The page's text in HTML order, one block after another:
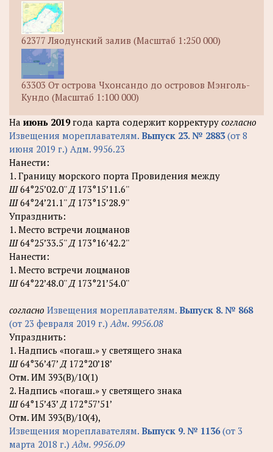
62377 Ляодунский залив (Масштаб 1:250 000)
63303 От острова Чхонсандо до островов Мэнголь-
Кундо (Масштаб 1:100 000)
На июнь 2019года карта содержит корректуру согласно
Извещения мореплавателям. Выпуск 23. № 2883(от 8
июня 2019 г.) Адм. 9956.23
Нанести:
1. Границу морского порта Провидения между
Ш64°25’02.0''Д173°15’11.6''
Ш64°24’21.1''Д173°15’28.9''
Упразднить:
1. Место встречи лоцманов
Ш64°25’33.5''Д173°16’42.2''
Нанести:
1. Место встречи лоцманов
Ш64°22’48.0''Д173°21’54.0''
согласно Извещения мореплавателям. Выпуск 8. № 868
(от 23 февраля 2019 г.)Адм. 9956.08
Упразднить:
1. Надпись «погаш.» у светящего знака
Ш64°36’47’Д172°20’18’
Отм. ИМ 393(В)/10(1)
2. Надпись «погаш.» у светящего знака
Ш64°15’43’Д172°57’51’
Отм. ИМ 393(В)/10(4),
Извещения мореплавателям. Выпуск 9. № 1136(от 3
марта 2018 г.)Адм. 9956.09